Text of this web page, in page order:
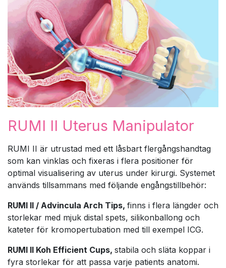
RUMI II Uterus Manipulator
RUMI II är utrustad med ett låsbart flergångshandtag
som kan vinklas och fixeras i flera positioner för
optimal visualisering av uterus under kirurgi. Systemet
används tillsammans med följande engångstillbehör:
RUMI II / Advincula Arch Tips, finns i flera längder och
storlekar med mjuk distal spets, silikonballong och
kateter för kromopertubation med till exempel ICG.
RUMI II Koh Efficient Cups, stabila och släta koppar i
fyra storlekar för att passa varje patients anatomi.